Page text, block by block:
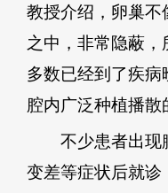
教授介绍，卵巢不
之中，非常隐蔽，
多数已经到了疾
腔内广泛种植播散
不少患者出现
变差等症状后就诊